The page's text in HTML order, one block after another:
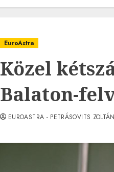
EuroAstra
Közel
Balaton-
EUROASTRA - PETRÁSOVITS ZOLTÁN